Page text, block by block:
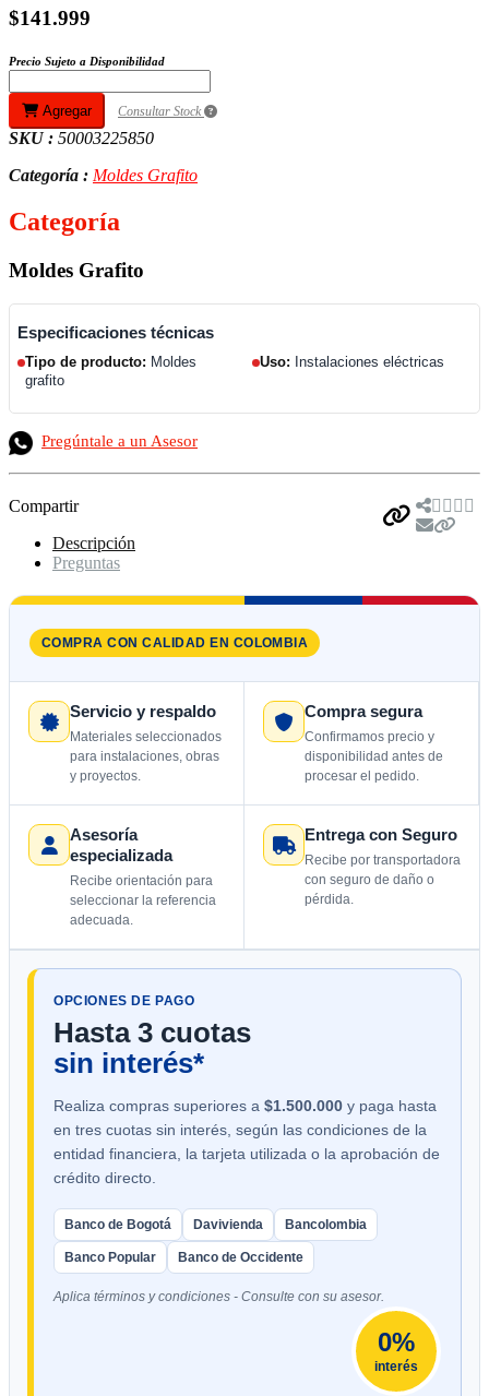
$141.999
Precio Sujeto a Disponibilidad
Agregar Consultar Stock
SKU : 50003225850
Categoría : Moldes Grafito
Categoría
Moldes Grafito
Especificaciones técnicas
Tipo de producto: Moldes
grafito
Uso: Instalaciones eléctricas
Pregúntale a un Asesor
Compartir
Descripción
Preguntas
COMPRA CON CALIDAD EN COLOMBIA
Servicio y respaldo
Materiales seleccionados
para instalaciones, obras
y proyectos.
Compra segura
Confirmamos precio y
disponibilidad antes de
procesar el pedido.
Asesoría
especializada
Recibe orientación para
seleccionar la referencia
adecuada.
Entrega con Seguro
Recibe por transportadora
con seguro de daño o
pérdida.
OPCIONES DE PAGO
Hasta 3 cuotas
sin interés*
Realiza compras superiores a $1.500.000 y paga hasta
en tres cuotas sin interés, según las condiciones de la
entidad financiera, la tarjeta utilizada o la aprobación de
crédito directo.
Banco de Bogotá Davivienda Bancolombia
Banco Popular Banco de Occidente
Aplica términos y condiciones - Consulte con su asesor.
0%
interés